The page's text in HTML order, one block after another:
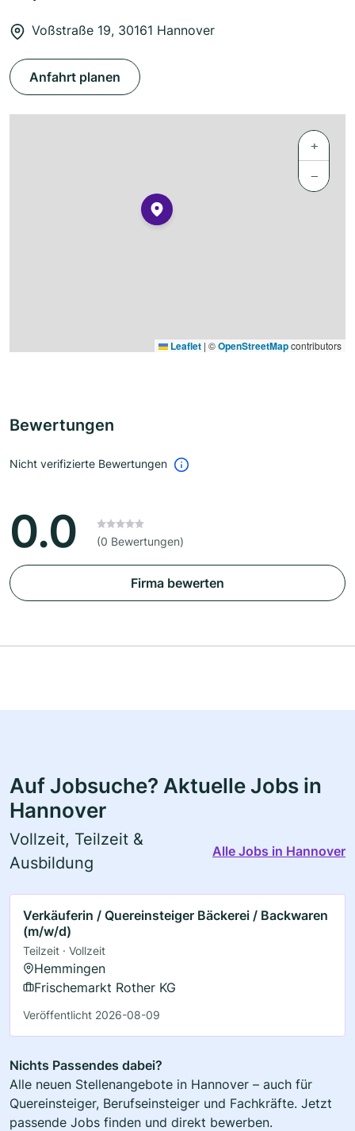
Voßstraße 19, 30161 Hannover
Anfahrt planen
+
−
Leaflet | ©OpenStreetMapcontributors
Bewertungen
Nicht verifizierte Bewertungen
0.0 (0 Bewertungen)
Firma bewerten
Auf Jobsuche? Aktuelle Jobs in
Hannover
Vollzeit, Teilzeit &
Ausbildung
Alle Jobs in Hannover
Verkäuferin / Quereinsteiger Bäckerei / Backwaren
(m/w/d)
Teilzeit · Vollzeit
Hemmingen
Frischemarkt Rother KG
Veröffentlicht 2026-08-09
Nichts Passendes dabei?
Alle neuen Stellenangebote in Hannover – auch für
Quereinsteiger, Berufseinsteiger und Fachkräfte. Jetzt
passende Jobs finden und direkt bewerben.